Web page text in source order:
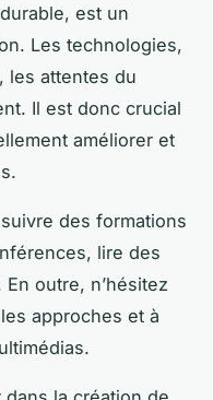
est un
Les technologies,
les attentes du
Il est donc crucial
améliorer et
des formations
lire des
outre, n’hésitez
approches et à